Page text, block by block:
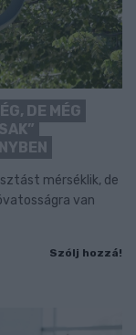
DE MÉG
mérséklik, de
van
Szólj hozzá!